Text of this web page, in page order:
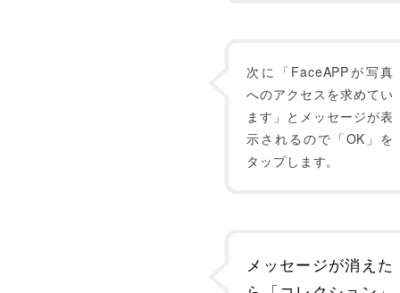
次に「FaceAPPが写真
へのアクセスを求めてい
ます」とメッセージが表
示されるので「OK」を
タップします。
メッセージが消えた